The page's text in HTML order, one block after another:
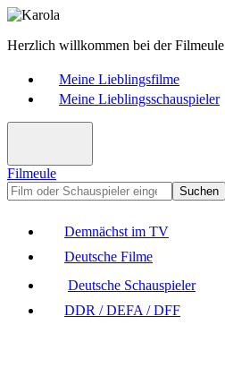
Herzlich willkommen bei der Filmeule
Meine Lieblingsfilme
Meine Lieblingsschauspieler
Filmeule
Suchen
Demnächst im TV
Deutsche Filme
Deutsche Schauspieler
DDR / DEFA / DFF